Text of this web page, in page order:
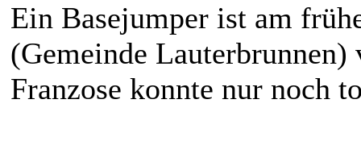
Ein Basejumper ist am
(Gemeinde
Franzose konnte nur noch